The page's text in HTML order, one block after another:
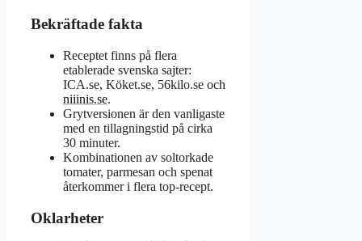
Bekräftade fakta
Receptet finns på flera
etablerade svenska sajter:
ICA.se, Köket.se, 56kilo.se och
niiinis.se.
Grytversionen är den vanligaste
med en tillagningstid på cirka
30 minuter.
Kombinationen av soltorkade
tomater, parmesan och spenat
återkommer i flera top-recept.
Oklarheter